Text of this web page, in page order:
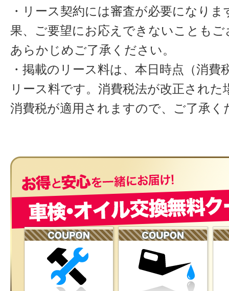
・リース契約には審査が必要になりま
果、ご要望にお応えできないことも
あらかじめご了承ください。
・掲載のリース料は、本日時点（消費
リース料です。消費税法が改正された
消費税が適用されますので、ご了承く